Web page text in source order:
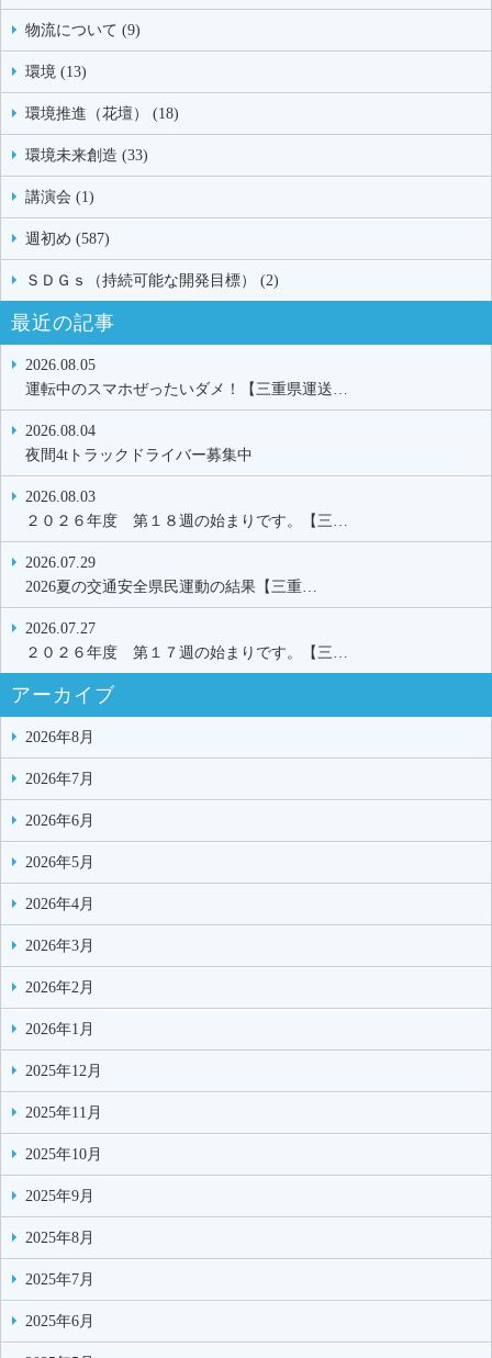
物流について (9)
環境 (13)
環境推進（花壇） (18)
環境未来創造 (33)
講演会 (1)
週初め (587)
ＳＤＧｓ（持続可能な開発目標） (2)
最近の記事
2026.08.05
運転中のスマホぜったいダメ！【三重県運送…
2026.08.04
夜間4tトラックドライバー募集中
2026.08.03
２０２６年度 第１８週の始まりです。【三…
2026.07.29
2026夏の交通安全県民運動の結果【三重…
2026.07.27
２０２６年度 第１７週の始まりです。【三…
アーカイブ
2026年8月
2026年7月
2026年6月
2026年5月
2026年4月
2026年3月
2026年2月
2026年1月
2025年12月
2025年11月
2025年10月
2025年9月
2025年8月
2025年7月
2025年6月